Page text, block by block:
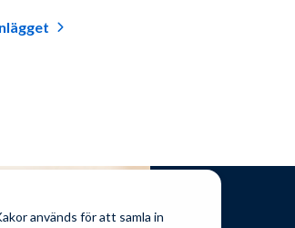
används för att samla in